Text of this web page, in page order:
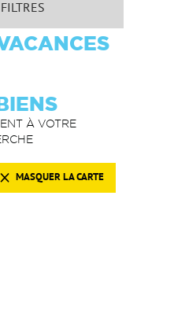
À VOTRE
MASQUER LA CARTE